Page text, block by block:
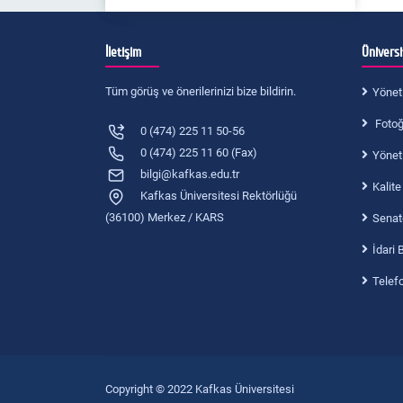
İletişim
Tüm görüş ve önerilerinizi bize bildirin.
0 (474) 225 11 50-56
0 (474) 225 11 60 (Fax)
bilgi@kafkas.edu.tr
Kafkas Üniversitesi Rektörlüğü
(36100) Merkez / KARS
İdari
Copyright © 2022 Kafkas Üniversitesi